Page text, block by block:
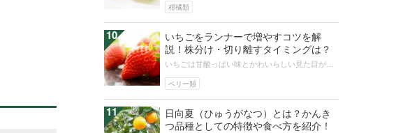
柑橘類
品に利用されるほか、贈答品にもなり...
10
ベリー類
いちごをランナーで増やすコツを解
説！株分け・切り離すタイミングは？
いちごは甘酸っぱい味とかわいらしい見た目が特
方も簡単でランナーを次々と伸ばして...
11
日向夏（ひゅうがなつ）とは？かんき
つ品種としての特徴や食べ方を紹介！